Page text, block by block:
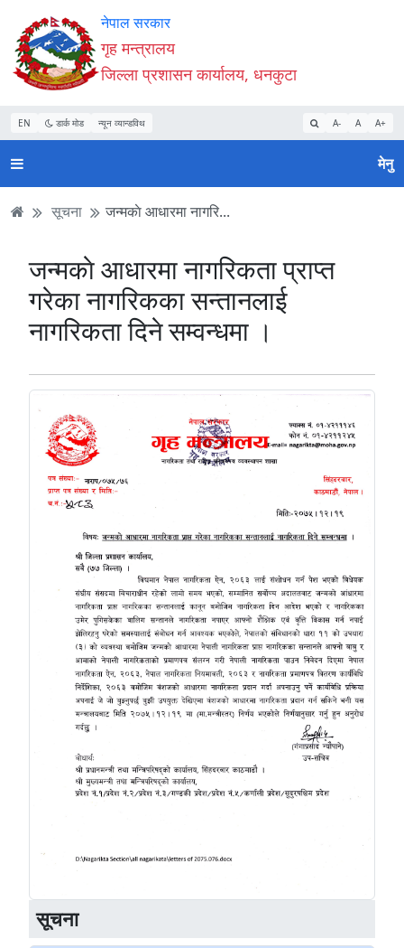
Accessibility
Mode
सुरु
गर्नुहोस्
सामाग्री
पढ्नुहाेस्
नेभिगेसन
पढ्नुहाेस्
वेबसाइट
खोजमा
जानुहोस्
नेपाल सरकार
गृह मन्त्रालय
जिल्ला प्रशासन कार्यालय, धनकुटा
EN डार्क मोड न्यून व्यान्डविथ A- A A+
मेनु
सूचना जन्मकाे आधारमा नागरि...
सूचना
जन्मकाे आधारमा नागरिकता प्राप्त
गरेका नागरिकका सन्तानलाई
नागरिकता दिने सम्वन्धमा ।